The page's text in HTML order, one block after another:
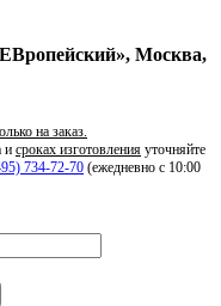
Москва,
на заказ.
и сроках изготовления уточняйте
734-72-70 (ежедневно с 10:00